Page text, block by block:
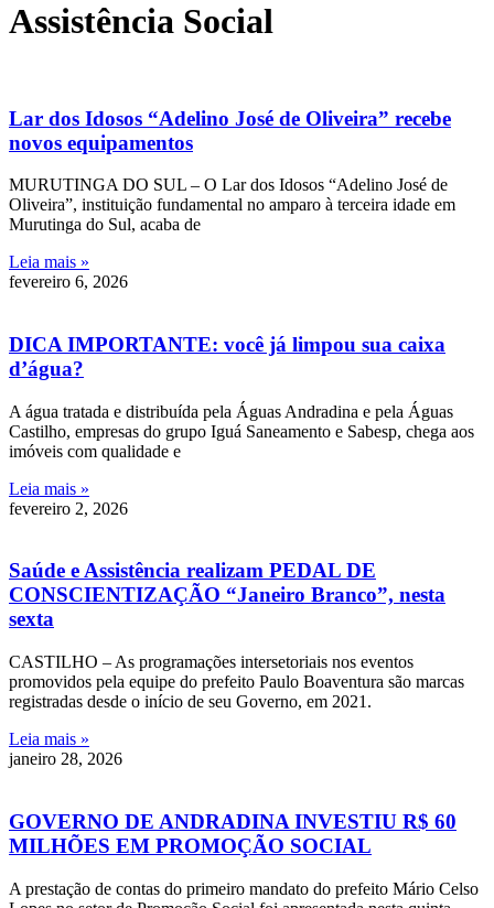
Assistência Social
Lar dos Idosos “Adelino José de Oliveira” recebe
novos equipamentos
MURUTINGA DO SUL – O Lar dos Idosos “Adelino José de
Oliveira”, instituição fundamental no amparo à terceira idade em
Murutinga do Sul, acaba de
Leia mais »
fevereiro 6, 2026
DICA IMPORTANTE: você já limpou sua caixa
d’água?
A água tratada e distribuída pela Águas Andradina e pela Águas
Castilho, empresas do grupo Iguá Saneamento e Sabesp, chega aos
imóveis com qualidade e
Leia mais »
fevereiro 2, 2026
Saúde e Assistência realizam PEDAL DE
CONSCIENTIZAÇÃO “Janeiro Branco”, nesta
sexta
CASTILHO – As programações intersetoriais nos eventos
promovidos pela equipe do prefeito Paulo Boaventura são marcas
registradas desde o início de seu Governo, em 2021.
Leia mais »
janeiro 28, 2026
GOVERNO DE ANDRADINA INVESTIU R$ 60
MILHÕES EM PROMOÇÃO SOCIAL
A prestação de contas do primeiro mandato do prefeito Mário Celso